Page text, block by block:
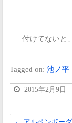
付けてないと
Tagged on: 池ノ平
2015年2月9日